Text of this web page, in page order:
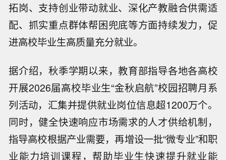
拓岗、支持创业带动就业、深化产教融合供需适
配、抓实重点群体帮困兜底等方面持续发力，促
进高校毕业生高质量充分就业。
据介绍，秋季学期以来，教育部指导各地各高校
开展2026届高校毕业生“金秋启航”校园招聘月系
列活动，汇集并提供就业岗位信息超1200万个。
同时，健全快速响应市场需求的人才供给机制，
指导高校根据产业需要，再增设一批“微专业”和职
业能力培训课程，帮助毕业生快速提升就业能